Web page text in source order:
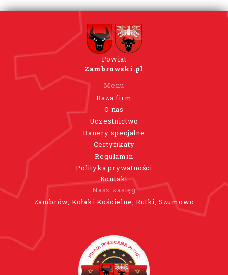
Powiat
Zambrowski.pl
Menu
Baza firm
O nas
Uczestnictwo
Banery specjalne
Certyfikaty
Regulamin
Polityka prywatności
Kontakt
Nasz zasięg
Zambrów, Kołaki Kościelne, Rutki, Szumowo